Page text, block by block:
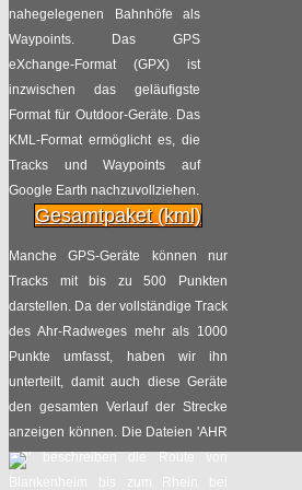
20.08
2017
von Radpilot
13.08
2017
Chinesische Bikes für
Schweizer Franken
Radpilot
06.08
Fahrrad ans Meer
vonRadpilot |
21.07
Die 9. NRW-Radtour
läuft!
von Radpilot |
nahegelegenen Bahnhöfe als
Waypoints. Das GPS
eXchange-Format (GPX) ist
inzwischen das geläufigste
Format für Outdoor-Geräte. Das
KML-Format ermöglicht es, die
Tracks und Waypoints auf
Google Earth nachzuvollziehen.
Gesamtpaket (kml)
Manche GPS-Geräte können nur
Tracks mit bis zu 500 Punkten
darstellen. Da der vollständige Track
des Ahr-Radweges mehr als 1000
Punkte umfasst, haben wir ihn
unterteilt, damit auch diese Geräte
den gesamten Verlauf der Strecke
anzeigen können. Die Dateien 'AHR
1-3' beschreiben die Route von
Blankenheim bis zum Rhein bei